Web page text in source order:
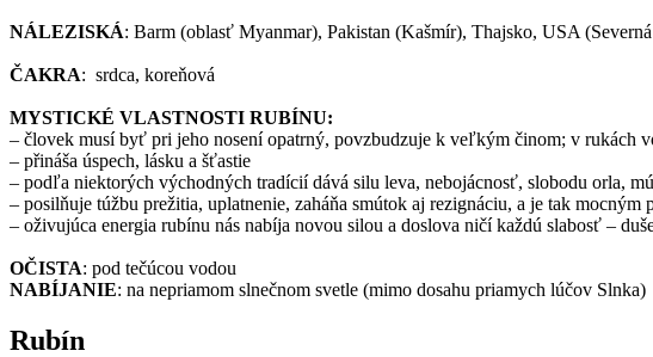
NÁLEZISKÁ: Barm (oblasť Myanmar), Pakistan (Kašmír), Thajsko, USA
ČAKRA: srdca, koreňová
MYSTICKÉ VLASTNOSTI RUBÍNU:
– človek musí byť pri jeho nosení opatrný, povzbudzuje k veľkým činom; v rukách
– přináša úspech, lásku a šťastie
– podľa niektorých východných tradícií dává silu leva, nebojácnosť, slobodu orla,
– posilňuje túžbu prežitia, uplatnenie, zaháňa smútok aj rezignáciu, a je tak
– oživujúca energia rubínu nás nabíja novou silou a doslova ničí každú slabosť –
OČISTA: pod tečúcou vodou
NABÍJANIE: na nepriamom slnečnom svetle (mimo dosahu priamych lúčov Slnka)
Rubín